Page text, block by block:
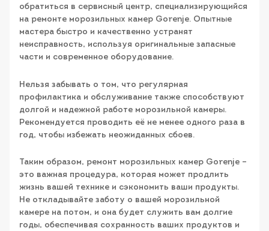
обратиться в сервисный центр, специализирующийся
на ремонте морозильных камер Gorenje. Опытные
мастера быстро и качественно устранят
неисправность, используя оригинальные запасные
части и современное оборудование.
Нельзя забывать о том, что регулярная
профилактика и обслуживание также способствуют
долгой и надежной работе морозильной камеры.
Рекомендуется проводить её не менее одного раза в
год, чтобы избежать неожиданных сбоев.
Таким образом, ремонт морозильных камер Gorenje –
это важная процедура, которая может продлить
жизнь вашей технике и сэкономить ваши продукты.
Не откладывайте заботу о вашей морозильной
камере на потом, и она будет служить вам долгие
годы, обеспечивая сохранность ваших продуктов и